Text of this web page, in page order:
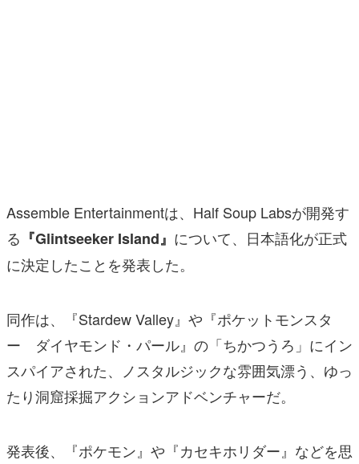
アプリレビュー
その他
運営：株式会社マレ
Assemble Entertainmentは、Half Soup Labsが開発す
る 『Glintseeker Island』 について、日本語化が正式
に決定したことを発表した。
同作は、『Stardew Valley』や『ポケットモンスタ
ー ダイヤモンド・パール』の「ちかつうろ」にイン
スパイアされた、ノスタルジックな雰囲気漂う、ゆっ
たり洞窟採掘アクションアドベンチャーだ。
発表後、『ポケモン』や『カセキホリダー』などを思